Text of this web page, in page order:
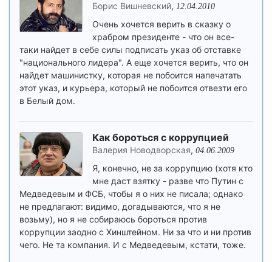
Борис Вишневский, 12.04.2010
Очень хочется верить в сказку о
храбром президенте - что он все-
таки найдет в себе силы подписать указ об отставке
"национального лидера". А еще хочется верить, что он
найдет машинистку, которая не побоится напечатать
этот указ, и курьера, который не побоится отвезти его
в Белый дом.
Как бороться с коррупцией
Валерия Новодворская, 04.06.2009
Я, конечно, не за коррупцию (хотя кто
мне даст взятку - разве что Путин с
Медведевым и ФСБ, чтобы я о них не писала; однако
не предлагают: видимо, догадываются, что я не
возьму), но я не собираюсь бороться против
коррупции заодно с Хинштейном. Ни за что и ни против
чего. Не та компания. И с Медведевым, кстати, тоже.